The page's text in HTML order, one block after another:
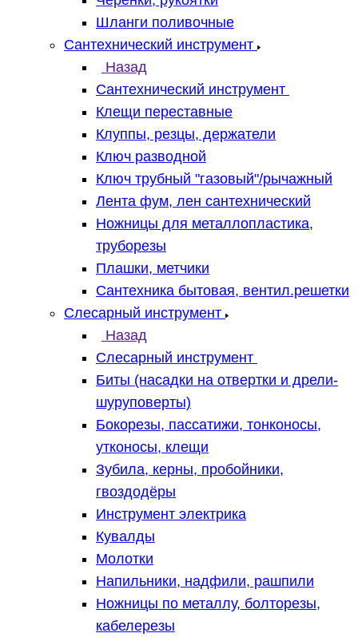
Шланги поливочные
Сантехнический инструмент
Назад
Сантехнический инструмент
Клещи переставные
Клуппы, резцы, держатели
Ключ разводной
Ключ трубный "газовый"/рычажный
Лента фум, лен сантехнический
Ножницы для металлопластика,
труборезы
Плашки, метчики
Сантехника бытовая, вентил.решетки
Слесарный инструмент
Назад
Слесарный инструмент
Биты (насадки на отвертки и дрели-
шуруповерты)
Бокорезы, пассатижи, тонконосы,
утконосы, клещи
Зубила, керны, пробойники,
гвоздодёры
Инструмент электрика
Кувалды
Молотки
Напильники, надфили, рашпили
Ножницы по металлу, болторезы,
кабелерезы